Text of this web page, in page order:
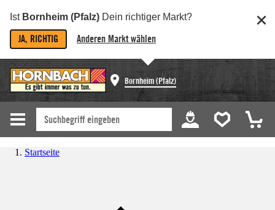
Ist Bornheim (Pfalz) Dein richtiger Markt?
JA, RICHTIG Anderen Markt wählen
Bornheim (Pfalz)
Startseite